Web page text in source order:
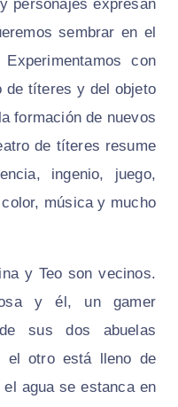
personajes expresan
sembrar en el
con
de títeres y del objeto
formación de nuevos
de títeres resume
ingenio, juego,
música y mucho
y Teo son vecinos.
y él, un gamer
sus dos abuelas
el otro está lleno de
agua se estanca en